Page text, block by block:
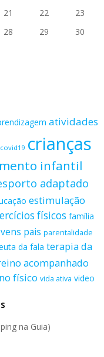
21 22
23
28 29
30
atividades
covid19 crianças
infantil
adaptado
estimulação
físicos família
pais parentalidade
da fala terapia da
acompanhado
físico vida ativa video
na Guia)